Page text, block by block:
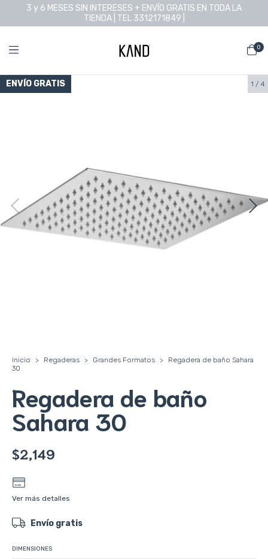
3 y 6 MESES SIN INTERESES + ENVÍO GRATIS EN TODA LA
TIENDA | TEL 3312171849 |
0
ENVÍO GRATIS 1 / 4
Inicio > Regaderas > Grandes Formatos >
Regadera de baño Sahara
30
Regadera de baño
Sahara 30
$2,149
Ver más detalles
Envío gratis
DIMENSIONES